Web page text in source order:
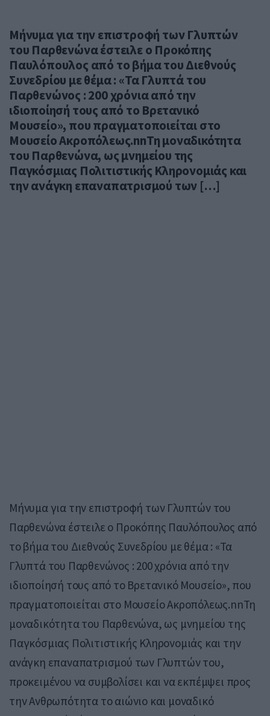
Μήνυμα για την επιστροφή των Γλυπτών
του Παρθενώνα έστειλε ο Προκόπης
Παυλόπουλος από το βήμα του Διεθνούς
Συνεδρίου με θέμα : «Τα Γλυπτά του
Παρθενώνος : 200 χρόνια από την
ιδιοποίησή τους από το Βρετανικό
Μουσείο», που πραγματοποιείται στο
Μουσείο Ακροπόλεως.nnΤη μοναδικότητα
του Παρθενώνα, ως μνημείου της
Παγκόσμιας Πολιτιστικής Κληρονομιάς και
την ανάγκη επαναπατρισμού των […]
Μήνυμα για την επιστροφή των Γλυπτών του
Παρθενώνα έστειλε ο Προκόπης Παυλόπουλος από
το βήμα του Διεθνούς Συνεδρίου με θέμα : «Τα
Γλυπτά του Παρθενώνος : 200 χρόνια από την
ιδιοποίησή τους από το Βρετανικό Μουσείο», που
πραγματοποιείται στο Μουσείο Ακροπόλεως.nnΤη
μοναδικότητα του Παρθενώνα, ως μνημείου της
Παγκόσμιας Πολιτιστικής Κληρονομιάς και την
ανάγκη επαναπατρισμού των Γλυπτών του,
προκειμένου να συμβολίσει και να εκπέμψει προς
την Ανθρωπότητα το αιώνιο και μοναδικό